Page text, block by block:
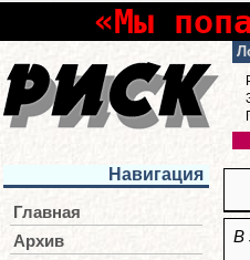
«Мы
Навигация
Главная
Архив
В